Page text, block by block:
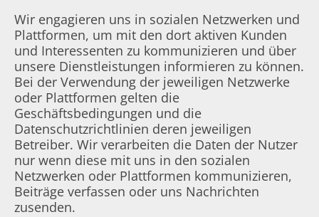
Wir engagieren uns in sozialen Netzwerken und
Plattformen, um mit den dort aktiven Kunden
und Interessenten zu kommunizieren und über
unsere Dienstleistungen informieren zu können.
Bei der Verwendung der jeweiligen Netzwerke
oder Plattformen gelten die
Geschäftsbedingungen und die
Datenschutzrichtlinien deren jeweiligen
Betreiber. Wir verarbeiten die Daten der Nutzer
nur wenn diese mit uns in den sozialen
Netzwerken oder Plattformen kommunizieren,
Beiträge verfassen oder uns Nachrichten
zusenden.